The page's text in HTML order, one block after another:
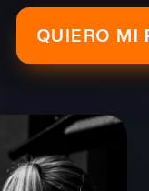
QUIERO MI